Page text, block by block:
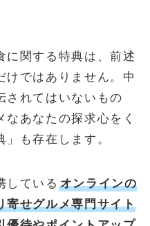
に関する特典は、前述
けではありません。中
されてはいないもの
あなたの探求心をく
も存在します。
している オンラインの
寄せグルメ専門サイト